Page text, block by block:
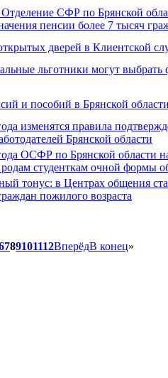
СФР по Брянской
пенсии более 7 тысяч
дверей в Клиентской
льготники могут
и пособий в Брянской
изменятся правила
Брянской области
ОСФР по Брянской области
студенткам очной формы
тонус: в Центрах общения
пожилого возраста
789101112ВперёдВ конец»